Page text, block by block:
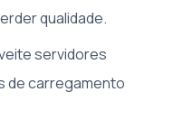
qualidade.
servidores
de carregamento